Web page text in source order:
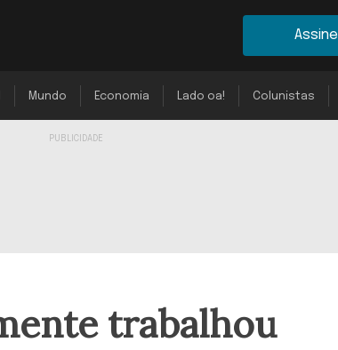
Assine
Mundo Economia Lado oa! Colunistas
trabalhou